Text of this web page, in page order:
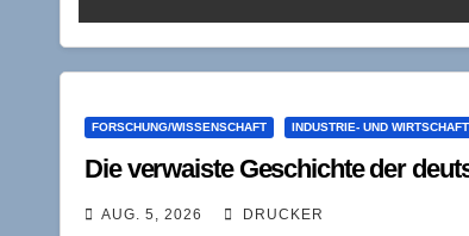
FORSCHUNG/WISSENSCHAFT INDUSTRIE- UND
Die verwaiste Geschichte der
AUG. 5, 2026 DRUCKER